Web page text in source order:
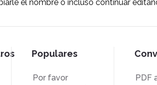
el nombre o incluso continuar
Populares
Por favor
PDF